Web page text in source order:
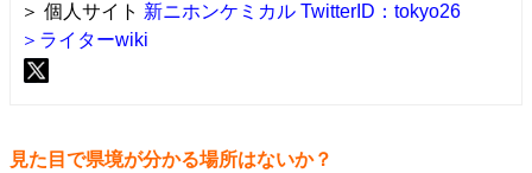
＞ 個人サイト 新ニホンケミカル TwitterID：tokyo26
＞ライターwiki
見た目で県境が分かる場所はないか？